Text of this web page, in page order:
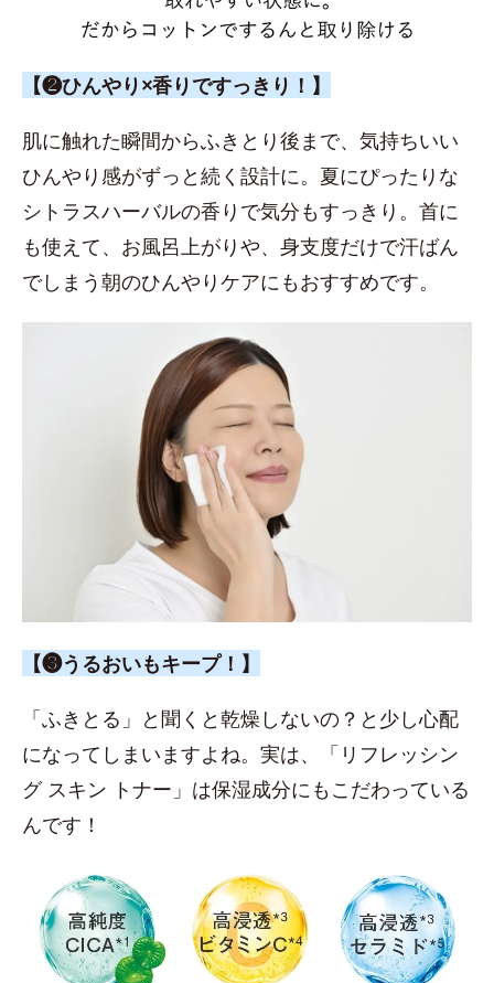
【❷ひんやり×香りですっきり！】
肌に触れた瞬間からふきとり後まで、気持ちいい
ひんやり感がずっと続く設計に。夏にぴったりな
シトラスハーバルの香りで気分もすっきり。首に
も使えて、お風呂上がりや、身支度だけで汗ばん
でしまう朝のひんやりケアにもおすすめです。
【❸うるおいもキープ！】
「ふきとる」と聞くと乾燥しないの？と少し心配
になってしまいますよね。実は、「リフレッシン
グ スキン トナー」は保湿成分にもこだわっている
んです！